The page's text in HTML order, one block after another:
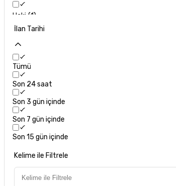
Haki 1
Mavi
Yeşil 2
İlan Tarihi
Tümü
Son 24 saat
Son 3 gün içinde
Son 7 gün içinde
Son 15 gün içinde
Kelime ile Filtrele